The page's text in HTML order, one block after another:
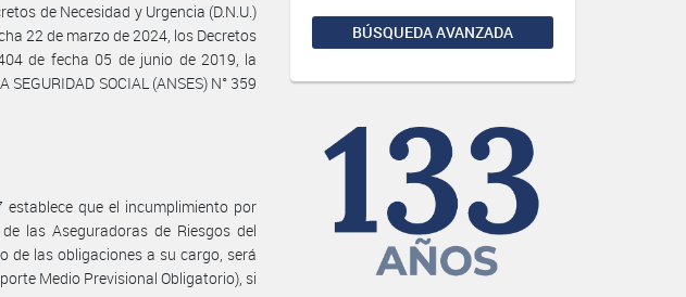
BÚSQUEDA AVANZADA
de Necesidad y Urgencia (D.N.U.)
22 de marzo de 2024, los Decretos
de fecha 05 de junio de 2019, la
SOCIAL (ANSES) N° 359
que el incumplimiento por
las Aseguradoras de Riesgos del
de las obligaciones a su cargo, será
Medio Previsional Obligatorio), si